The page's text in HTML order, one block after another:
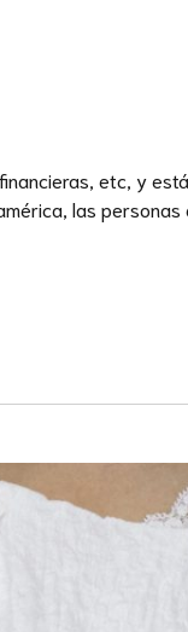
etc, y
las personas